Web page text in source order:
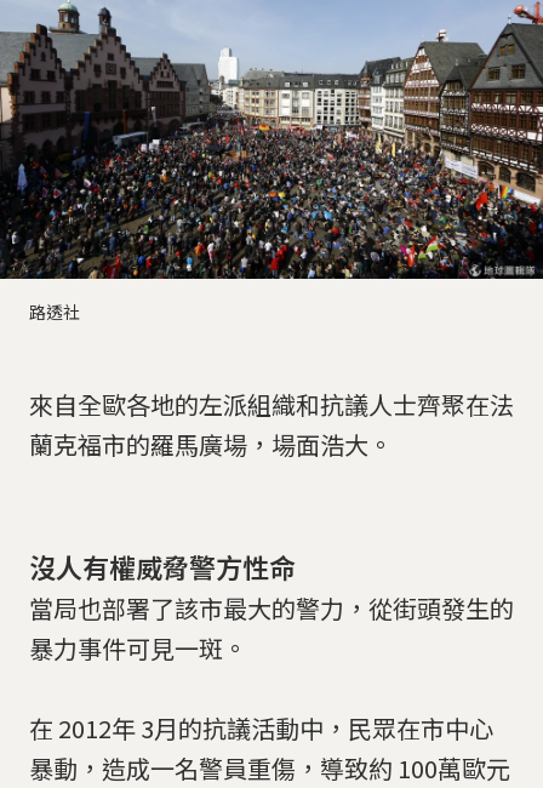
路透社
來自全歐各地的左派組織和抗議人士齊聚在法
蘭克福市的羅馬廣場，場面浩大。
沒人有權威脅警方性命
當局也部署了該市最大的警力，從街頭發生的
暴力事件可見一斑。
在 2012年 3月的抗議活動中，民眾在市中心
暴動，造成一名警員重傷，導致約 100萬歐元